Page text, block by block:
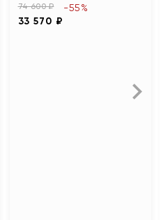
74 600 ₽
33 570 ₽
-55%